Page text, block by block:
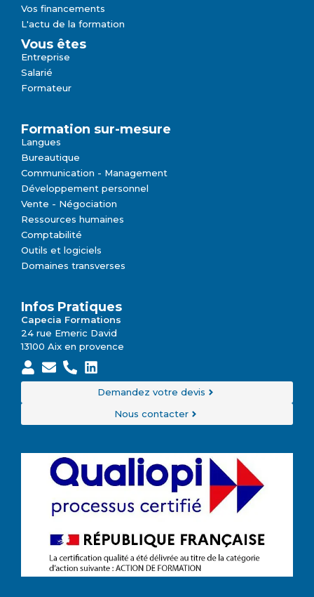
Vos financements
L'actu de la formation
Vous êtes
Entreprise
Salarié
Formateur
Formation sur-mesure
Langues
Bureautique
Communication - Management
Développement personnel
Vente - Négociation
Ressources humaines
Comptabilité
Outils et logiciels
Domaines transverses
Infos Pratiques
Capecia Formations
24 rue Emeric David
13100 Aix en provence
Demandez votre devis
Nous contacter